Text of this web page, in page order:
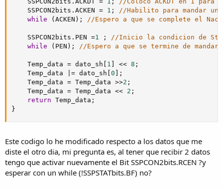
    SSPCON2bits
. ACKEN = 1 ;
//Habilito para mandar un
while
(ACKEN ) ; //Espero a que se complete el Nack
    SSPCON2bits
. PEN =1 ;
//Inicio la condicion de
while
( PEN ) ; //Espero a que se termine de
    Temp_data
= dato_sh [ 1 ] << 8 ;
    Temp_data
|= dato_sh [0 ] ;
    Temp_data
= Temp_data >>2 ;
    Temp_data
= Temp_data << 2 ;
return Temp_data ;
}
Este codigo lo he modificado respecto a los datos que me
diste el otro dia, mi pregunta es, al tener que recibir 2 datos
tengo que activar nuevamente el Bit SSPCON2bits.RCEN ?y
esperar con un while (!SSPSTATbits.BF) no?